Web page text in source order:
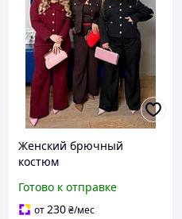
Женский брючный
костюм
Готово к отправке
от230₴/мес